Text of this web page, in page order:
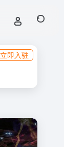
立即入驻